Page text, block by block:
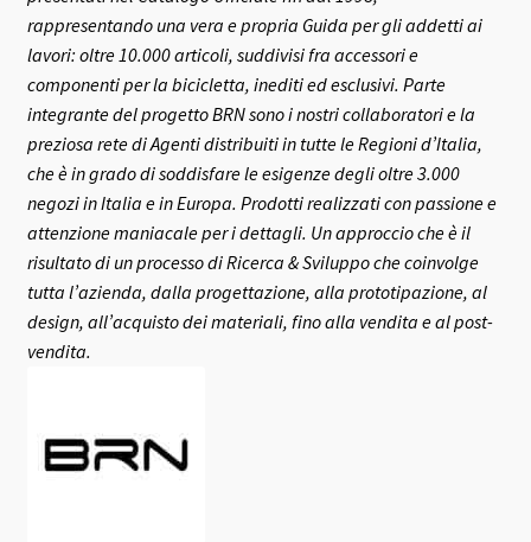
rappresentando una vera e propria Guida per gli addetti ai
lavori: oltre 10.000 articoli, suddivisi fra accessori e
componenti per la bicicletta, inediti ed esclusivi. Parte
integrante del progetto BRN sono i nostri collaboratori e la
preziosa rete di Agenti distribuiti in tutte le Regioni d’Italia,
che è in grado di soddisfare le esigenze degli oltre 3.000
negozi in Italia e in Europa. Prodotti realizzati con passione e
attenzione maniacale per i dettagli. Un approccio che è il
risultato di un processo di Ricerca & Sviluppo che coinvolge
tutta l’azienda, dalla progettazione, alla prototipazione, al
design, all’acquisto dei materiali, fino alla vendita e al post-
vendita.